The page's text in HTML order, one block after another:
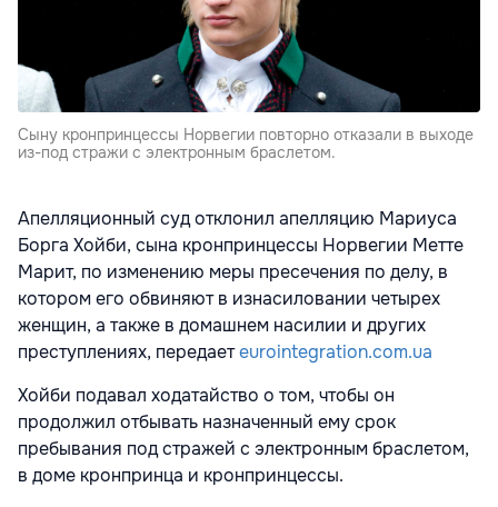
Сыну кронпринцессы Норвегии повторно отказали в выходе
из-под стражи с электронным браслетом.
Апелляционный суд отклонил апелляцию Мариуса
Борга Хойби, сына кронпринцессы Норвегии Метте
Марит, по изменению меры пресечения по делу, в
котором его обвиняют в изнасиловании четырех
женщин, а также в домашнем насилии и других
преступлениях, передаетeurointegration.com.ua
Хойби подавал ходатайство о том, чтобы он
продолжил отбывать назначенный ему срок
пребывания под стражей с электронным браслетом,
в доме кронпринца и кронпринцессы.